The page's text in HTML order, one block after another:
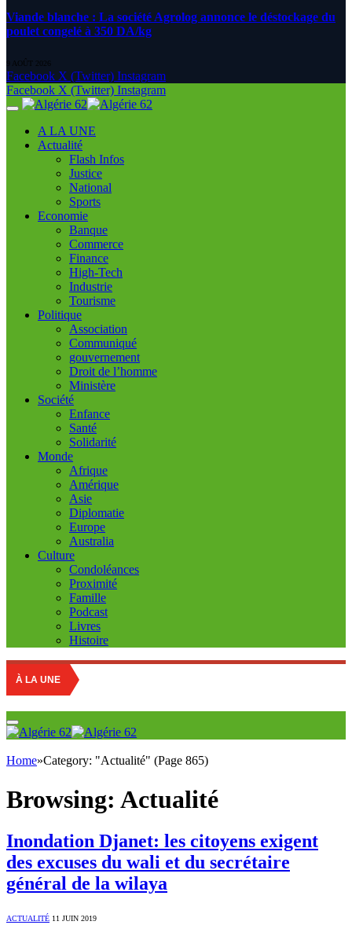
Viande blanche : La société Agrolog annonce le déstockage du
poulet congelé à 350 DA/kg
9 AOÛT 2026
Facebook X (Twitter) Instagram
Facebook X (Twitter) Instagram
A LA UNE
Actualité
Flash Infos
Justice
National
Sports
Economie
Banque
Commerce
Finance
High-Tech
Industrie
Tourisme
Politique
Association
Communiqué
gouvernement
Droit de l’homme
Ministère
Société
Enfance
Santé
Solidarité
Monde
Afrique
Amérique
Asie
Diplomatie
Europe
Australia
Culture
Condoléances
Proximité
Famille
Podcast
Livres
Histoire
À LA UNE
Home»Category: "Actualité" (Page 865)
Browsing: Actualité
Inondation Djanet: les citoyens exigent
des excuses du wali et du secrétaire
général de la wilaya
ACTUALITÉ 11 JUIN 2019